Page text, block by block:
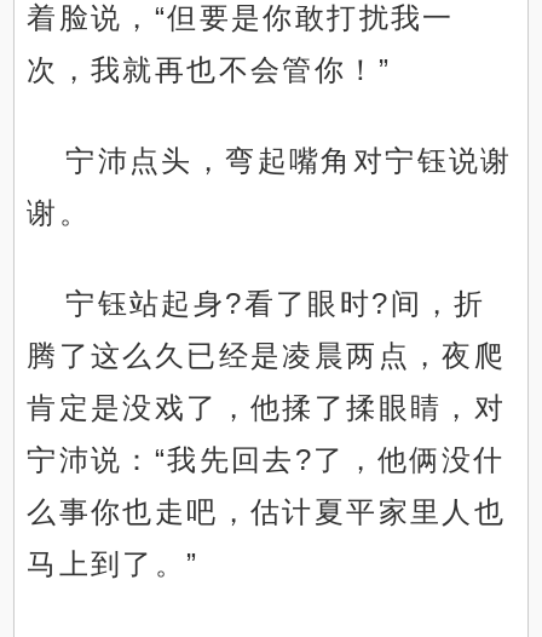
着脸说，“但要是你敢打扰我一
次，我就再也不会管你！”
宁沛点头，弯起嘴角对宁钰说谢
谢。
宁钰站起身?看了眼时?间，折
腾了这么久已经是凌晨两点，夜爬
肯定是没戏了，他揉了揉眼睛，对
宁沛说：“我先回去?了，他俩没什
么事你也走吧，估计夏平家里人也
马上到了。”